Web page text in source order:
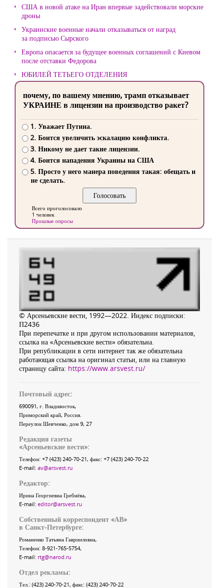
США в новой атаке на Иран впервые задействовали морские
дроны
Украинские военные начали отказываться от наград
за подписью Сырского
Европа опасается за будущее военных соглашений с Киевом
после отставки Федорова
ЮБИЛЕЙ ТЕТЬЕГО ОТДЕЛЕНИЯ
почему, по вашему мнению, трамп отказывает
УКРАИНЕ в лицензии на производство ракет?
1. Уважает Путина.
2. Боится увеличить эскалацию конфликта.
3. Никому не дает такие лицензии.
4. Боится нападения Украины на США
5. Просто у него манера поведения такая: обещать и
не сделать.
Всего проголосовало
1 человек
Прошлые опросы
© Арсеньевские вести, 1992—2022. Индекс подписки:
П2436
При перепечатке и при другом использовании материалов,
ссылка на «Арсеньевские вести» обязательна.
При републикации в сети интернет так же обязательна
работающая ссылка на оригинал статьи, или на главную
страницу сайта: https://www.arsvest.ru/
Почтовый адрес:
690091, г. Владивосток,
Приморский край, Россия.
Переулок Шевченко, дом 9, 27
Редакция газеты
«Арсеньевские вести»:
Телефон: +7 (423) 240-70-21, факс: +7 (423) 240-70-22
E-mail: av@arsvest.ru
Редактор:
Ирина Георгиевна Гребнёва,
E-mail: editor@arsvest.ru
Собственный корреспондент «АВ»
в Санкт-Петербурге:
Романенко Татьяна Гаврииловна,
Телефон: 8-921-765-5754,
E-mail: rtg@narod.ru
Отдел рекламы:
Тел.: (423) 240-70-21, факс: (423) 240-70-22